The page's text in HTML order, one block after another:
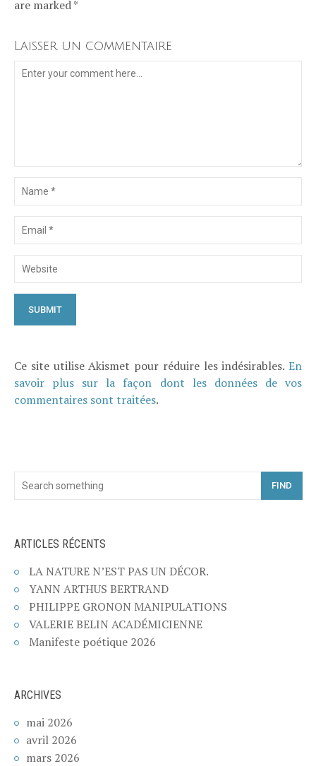
are marked *
Laisser un commentaire
Ce site utilise Akismet pour réduire les indésirables. En
savoir plus sur la façon dont les données de vos
commentaires sont traitées.
FIND
ARTICLES RÉCENTS
LA NATURE N’EST PAS UN DÉCOR.
YANN ARTHUS BERTRAND
PHILIPPE GRONON MANIPULATIONS
VALERIE BELIN ACADÉMICIENNE
Manifeste poétique 2026
ARCHIVES
mai 2026
avril 2026
mars 2026